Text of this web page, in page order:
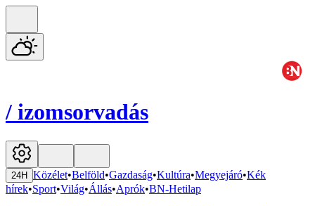
/ izomsorvadás
24H Közélet•Belföld•Gazdaság•Kultúra•Megyejáró•Kék
hírek•Sport•Világ•Állás•Aprók•BN-Hetilap